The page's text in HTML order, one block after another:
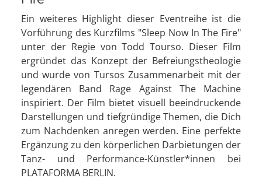
Ein weiteres Highlight dieser Eventreihe ist die
Vorführung des Kurzfilms "Sleep Now In The Fire"
unter der Regie von Todd Tourso. Dieser Film
ergründet das Konzept der Befreiungstheologie
und wurde von Tursos Zusammenarbeit mit der
legendären Band Rage Against The Machine
inspiriert. Der Film bietet visuell beeindruckende
Darstellungen und tiefgründige Themen, die Dich
zum Nachdenken anregen werden. Eine perfekte
Ergänzung zu den körperlichen Darbietungen der
Tanz- und Performance-Künstler*innen bei
PLATAFORMA BERLIN.